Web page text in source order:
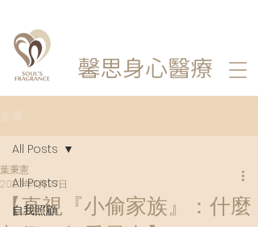
馨思身心醫療
All Posts
自我照顧
All Posts
【直視『小偷家族』：什麼
葉秉憲
2023年11月27日